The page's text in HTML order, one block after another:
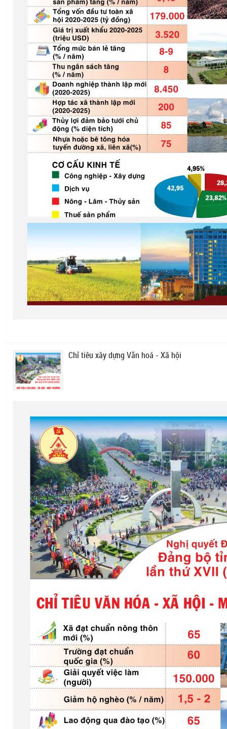
Chỉ tiêu xây dựng Văn hoá - Xã hội